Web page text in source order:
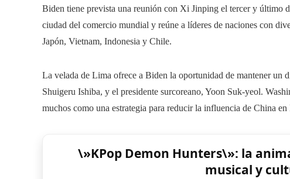
Biden tiene prevista una reunión con Xi Jinping el tercer y último
ciudad del comercio mundial y reúne a líderes de naciones con
Japón, Vietnam, Indonesia y Chile.
La velada de Lima ofrece a Biden la oportunidad de mantener un
Shuigeru Ishiba, y el presidente surcoreano, Yoon Suk-yeol.
muchos como una estrategia para reducir la influencia de China
\»KPop Demon Hunters\»: la
musical y